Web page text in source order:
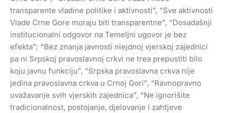
transparente vladine politike i aktivnosti”, “Sve aktivnosti
Vlade Crne Gore moraju biti transparentne”, “Dosadašnji
institucionalni odgovor na Temeljni ugovor je bez
efekta”; “Bez znanja javnosti niejdnoj vjerskoj zajednici
pa ni Srpskoj pravoslavnoj crkvi ne trea prepustiti bilo
koju javnu funkciju”, “Srpska pravoslavna crkva nije
jedina pravoslavna crkva u Crnoj Gori”, “Ravnopravno
uvažavanje svih vjerskih zajednica”, “Ne ignorišite
tradicionalnost, postojanje, djelovanje i zahtjeve